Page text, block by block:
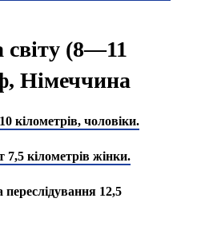
світу (8—11
Німеччина
кілометрів, чоловіки.
кілометрів жінки.
12,5